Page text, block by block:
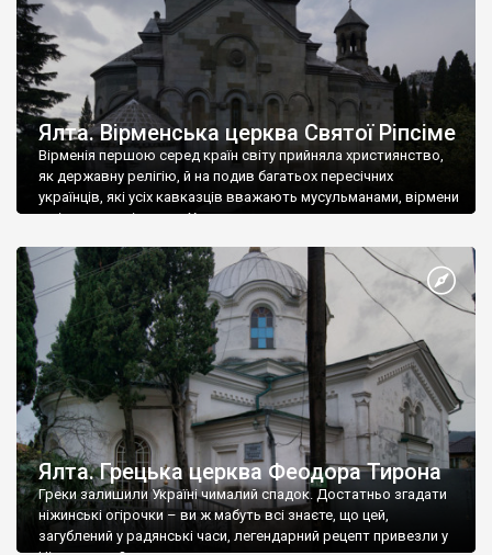
Ялта. Вірменська церква Святої Ріпсіме
Вірменія першою серед країн світу прийняла християнство,
як державну релігію, й на подив багатьох пересічних
українців, які усіх кавказців вважають мусульманами, вірмени
є відданими вірянами Христа
Ялта. Грецька церква Феодора Тирона
Греки залишили Україні чималий спадок. Достатньо згадати
ніжинські огірочки – ви ж мабуть всі знаєте, що цей,
загублений у радянські часи, легендарний рецепт привезли у